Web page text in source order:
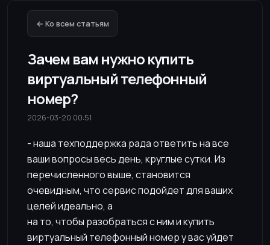
← Ко всем статьям
Зачем вам нужно купить
виртуальный телефонный
номер?
2026-03-20 00:51
- наша техподдержка рада ответить на все
ваши вопросы весь день, круглые сутки. Из
перечисленного выше, становится
очевидным, что сервис подойдет для ваших
целей идеально, а
на то, чтобы разобраться с ним и купить
виртуальный телефонный номер у вас уйдет